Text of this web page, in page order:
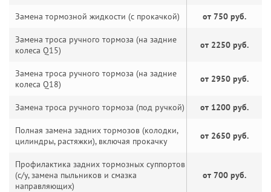
Замена тормозной жидкости (с прокачкой) от 750 руб.
Замена троса ручного тормоза (на задние
колеса Q15)
от 2250 руб.
Замена троса ручного тормоза (на задние
колеса Q18)
от 2950 руб.
Замена троса ручного тормоза (под ручкой) от 1200 руб.
Полная замена задних тормозов (колодки,
цилиндры, растяжки), включая прокачку
от 2650 руб.
Профилактика задних тормозных суппортов
(с/у, замена пыльников и смазка
направляющих)
от 700 руб.